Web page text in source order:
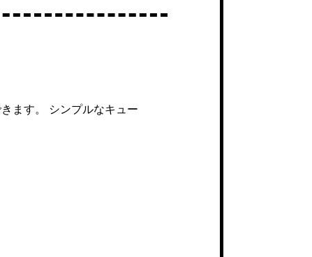
ます。 シンプルなキュー